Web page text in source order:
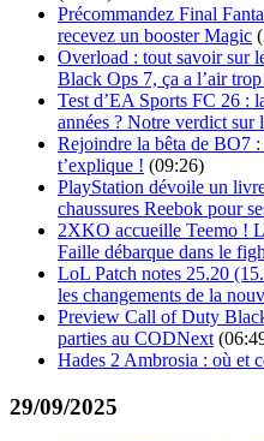
Précommandez Final
recevez un booster Magic
Overload : tout savoir sur
Black Ops 7, ça a l’air
Test d’EA Sports FC 26 :
années ? Notre verdict sur
Rejoindre la bêta de BO7
t’explique ! (09:26)
PlayStation dévoile un
chaussures Reebok pour
2XKO accueille Teemo !
Faille débarque dans le
LoL Patch notes 25.20
les changements de la
Preview Call of Duty
parties au CODNext
Hades 2 Ambrosia : où et
29/09/2025